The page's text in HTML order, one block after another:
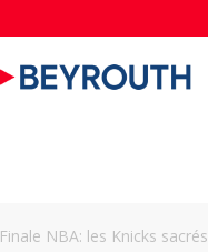
Finale NBA: les Knicks